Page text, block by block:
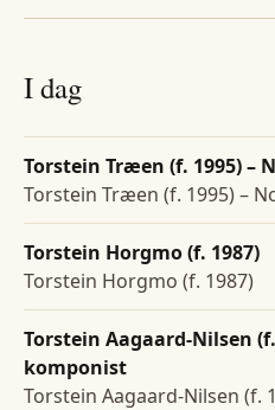
I dag
Torstein Træen (f. 1995) –
Torstein Træen (f. 1995) –
Torstein Horgmo (f. 1987)
Torstein Horgmo (f. 1987)
Torstein Aagaard-Nilsen
komponist
Torstein Aagaard-Nilsen (f.